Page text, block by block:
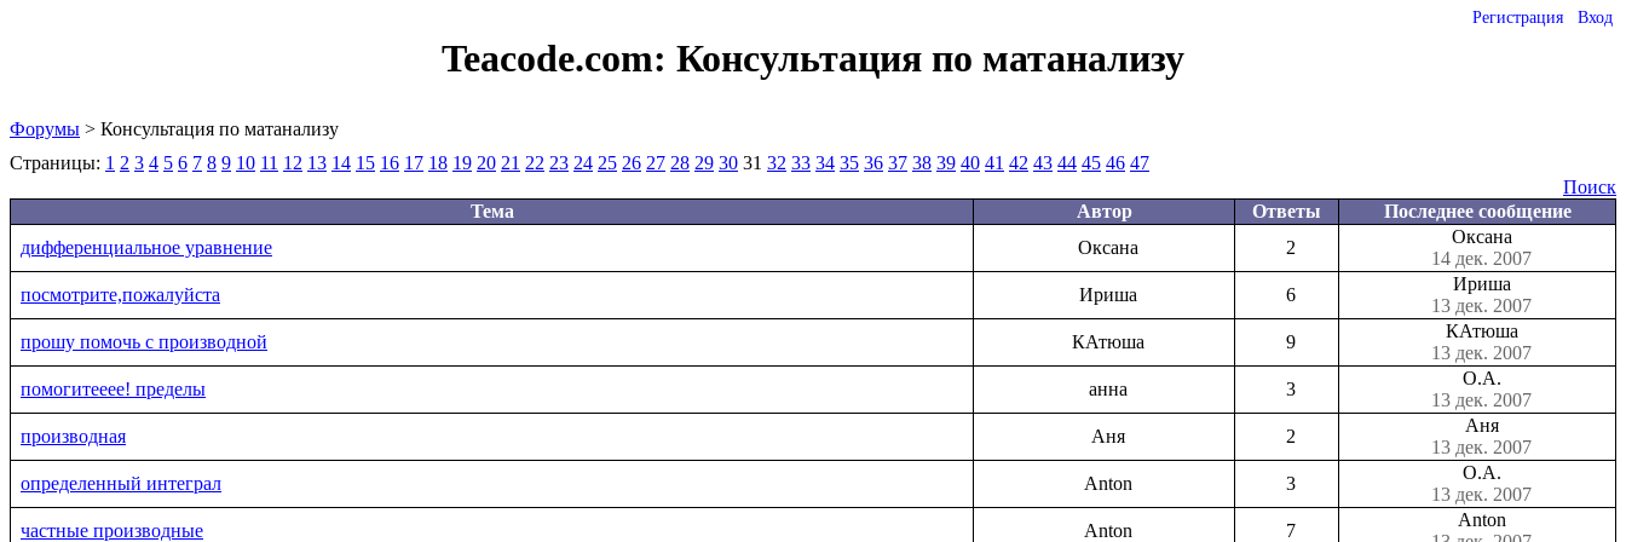
Регистрация Вход
Teacode.com: Консультация по матанализу
Форумы > Консультация по матанализу
Страницы: 1 2 3 4 5 6 7 8 9 10 11 12 13 14 15 16 17 18 19 20 21 22 23 24 25 26 27 28 29 30 31 32 33 34 35 36 37 38 39 40 41 42 43 44 45 46 47
Поиск
Тема
Автор Ответы
Последнее сообщение
дифференциальное уравнение
Оксана 2
Оксана
14 дек. 2007
посмотрите,пожалуйста
Ириша 6
Ириша
13 дек. 2007
прошу помочь с производной
КАтюша 9
КАтюша
13 дек. 2007
помогитееее! пределы
анна 3
О.А.
13 дек. 2007
производная
Аня 2
Аня
13 дек. 2007
определенный интеграл
Anton 3
О.А.
13 дек. 2007
частные производные
Anton 7
Anton